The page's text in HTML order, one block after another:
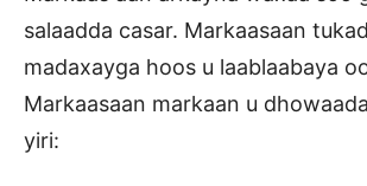
salaadda casar. Markaasaan
madaxayga hoos u laablaabaya
Markaasaan markaan u
yiri: